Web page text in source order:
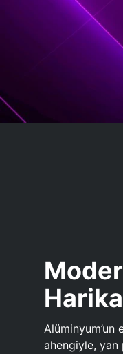
Alüminyum’un
ahengiyle, yan